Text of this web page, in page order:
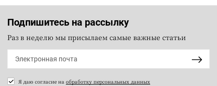
Подпишитесь на рассылку
Раз в неделю мы присылаем самые важные статьи
Я даю согласие на обработку персональных данных